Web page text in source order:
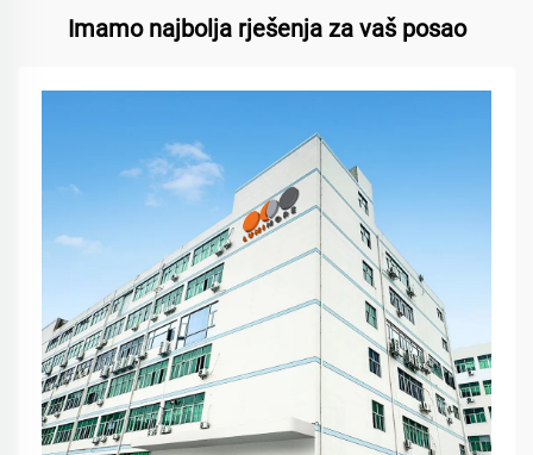
Imamo najbolja rješenja za vaš posao